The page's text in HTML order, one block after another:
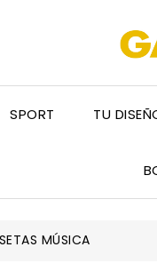
SPORT TU
MÚSICA